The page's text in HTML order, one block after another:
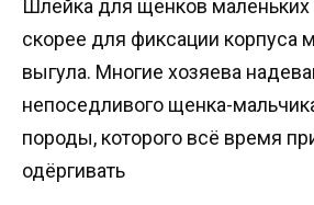
Шлейка для щенков
скорее для фиксации корпуса
выгула. Многие хозяева
непоседливого щенка-
породы, которого всё время
одёргивать